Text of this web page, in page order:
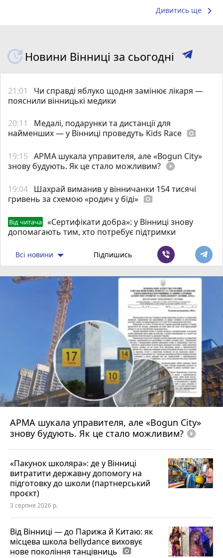
Дивитись ще keyboard_arrow_right
Новини Вінниці за сьогодні
21:01
Чи справді яблуко щодня замінює лікаря —
пояснили вінницькі медики
20:11
Медалі, подарунки та дистанції для
найменших — у Вінниці проведуть Kids Race photo_camera
19:15 АРМА шукала управителя, але «Bogun City»
знову будують. Як це стало можливим? play_circle_filled
19:04 Шахрай виманив у вінничанки 154 тисячі
гривень за схемою «родич у біді» photo_camera
Від читача
«Сертифікати добра»: у Вінниці знову
допомагають тим, хто потребує підтримки
Всі новини Підпишись
АРМА шукала управителя, але «Bogun City»
знову будують. Як це стало можливим? play_circle_filled
«Пакунок школяра»: де у Вінниці
витратити державну допомогу на
підготовку до школи (партнерський
проєкт)
3 серпня 2026 р.
Від Вінниці — до Парижа й Китаю: як
місцева школа bellydance виховує
нове покоління танцівниць photo_camera